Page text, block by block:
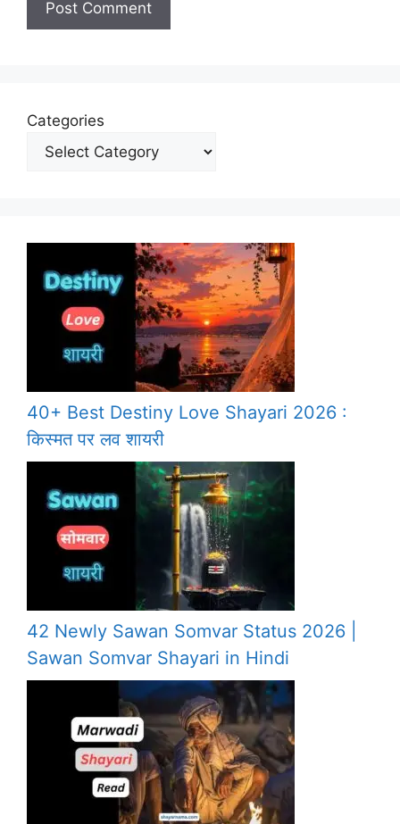
Categories
40+ Best Destiny Love Shayari 2026 :
किस्मत पर लव शायरी
42 Newly Sawan Somvar Status 2026 |
Sawan Somvar Shayari in Hindi